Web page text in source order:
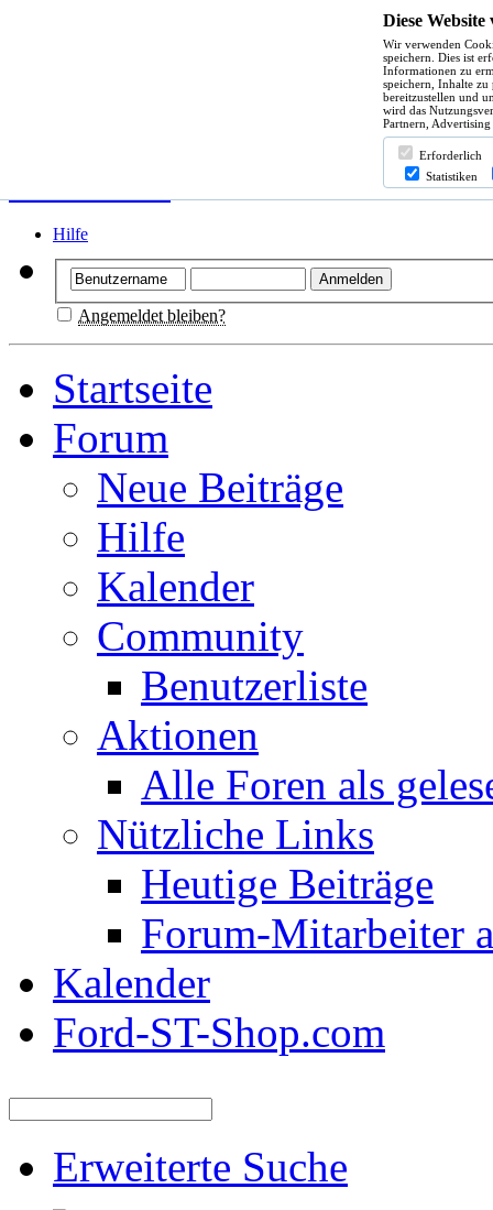
Hilfe
Angemeldet bleiben?
Startseite
Forum
Neue Beiträge
Hilfe
Kalender
Community
Benutzerliste
Aktionen
Alle Foren als
Nützliche Links
Heutige Beiträge
Forum-Mitarbeiter
Kalender
Ford-ST-Shop.com
Erweiterte Suche
Diese
Wir verwenden
speichern. Dies ist
Informationen zu
speichern, Inhalte
bereitzustellen und
wird das
Partnern,
Erforderlich
Statistiken